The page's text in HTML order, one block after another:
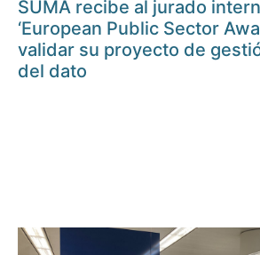
SUMA recibe al jurado
‘European Public Sector
validar su proyecto de
del dato